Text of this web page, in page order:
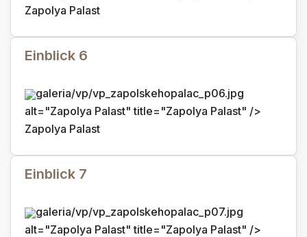
Zapolya Palast
Einblick 6
galeria/vp/vp_zapolskehopalac_p06.jpg
alt="Zapolya Palast" title="Zapolya Palast" />
Zapolya Palast
Einblick 7
galeria/vp/vp_zapolskehopalac_p07.jpg
alt="Zapolya Palast" title="Zapolya Palast" />